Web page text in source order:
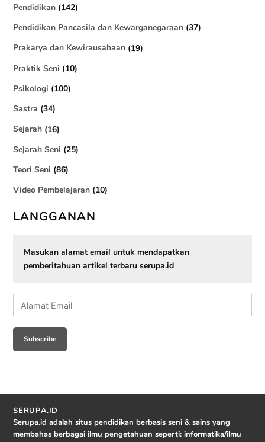
Pendidikan (142)
Pendidikan Pancasila dan Kewarganegaraan (37)
Prakarya dan Kewirausahaan (19)
Praktik Seni (10)
Psikologi (100)
Sastra (34)
Sejarah (16)
Sejarah Seni (25)
Teori Seni (86)
Video Pembelajaran (10)
LANGGANAN
Masukan alamat email untuk mendapatkan
pemberitahuan artikel terbaru serupa.id
Alamat
Email
Subscribe
SERUPA.ID
Serupa.id adalah situs pendidikan berbasis seni & sains yang
membahas berbagai ilmu pengetahuan seperti: informatika/ilmu